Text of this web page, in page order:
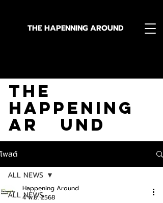
THE HAPENNING AROUND
The
Happening
Ar und
โพสต์
ALL NEWS
ALL NEWS
Happening Around
4 พ.ย. 2568